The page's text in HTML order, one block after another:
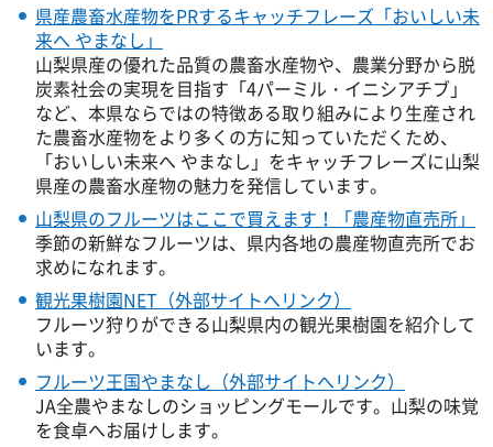
県産農畜水産物をPRするキャッチフレーズ「おいしい未
来へ やまなし」
山梨県産の優れた品質の農畜水産物や、農業分野から脱
炭素社会の実現を目指す「4パーミル・イニシアチブ」
など、本県ならではの特徴ある取り組みにより生産され
た農畜水産物をより多くの方に知っていただくため、
「おいしい未来へ やまなし」をキャッチフレーズに山梨
県産の農畜水産物の魅力を発信しています。
山梨県のフルーツはここで買えます！「農産物直売所」
季節の新鮮なフルーツは、県内各地の農産物直売所でお
求めになれます。
観光果樹園NET（外部サイトへリンク）
フルーツ狩りができる山梨県内の観光果樹園を紹介して
います。
フルーツ王国やまなし（外部サイトへリンク）
JA全農やまなしのショッピングモールです。山梨の味覚
を食卓へお届けします。